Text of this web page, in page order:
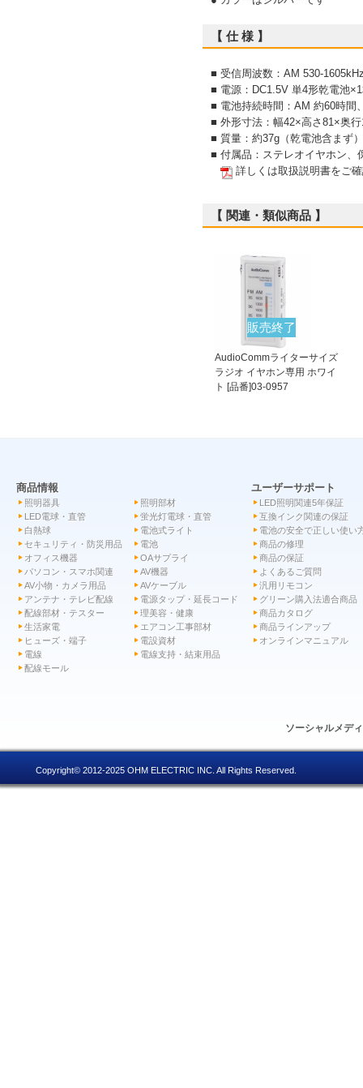
【 仕 様 】
■ 受信周波数：AM 530-
■ 電源：DC1.5V 単4形乾電池
■ 電池持続時間：AM 約60時間
■ 外形寸法：幅42×高さ81×奥
■ 質量：約37g（乾電池含まず）
■ 付属品：ステレオイヤホン、
詳しくは取扱説明書をご
【 関連・類似商品 】
販売終了
AudioCommライターサイズ
ラジオ イヤホン専用 ホワイ
ト [品番]03-0957
商品情報
照明器具
照明部材
LED電球・直管
蛍光灯電球・直管
白熱球
電池式ライト
セキュリティ・防災用品
電池
オフィス機器
OAサプライ
パソコン・スマホ関連
AV機器
AV小物・カメラ用品
AVケーブル
アンテナ・テレビ配線
電源タップ・延長コード
配線部材・テスター
理美容・健康
生活家電
エアコン工事部材
ヒューズ・端子
電設資材
電線
電線支持・結束用品
配線モール
ユーザーサポート
LED照明関連5年保証
互換インク関連の保証
電池の安全で正しい使い
商品の修理
商品の保証
よくあるご質問
汎用リモコン
グリーン購入法適合商品
商品カタログ
商品ラインアップ
オンラインマニュアル
ソーシャルメデ
Copyright© 2012-2025 OHM ELECTRIC INC. All Rights Reserved.